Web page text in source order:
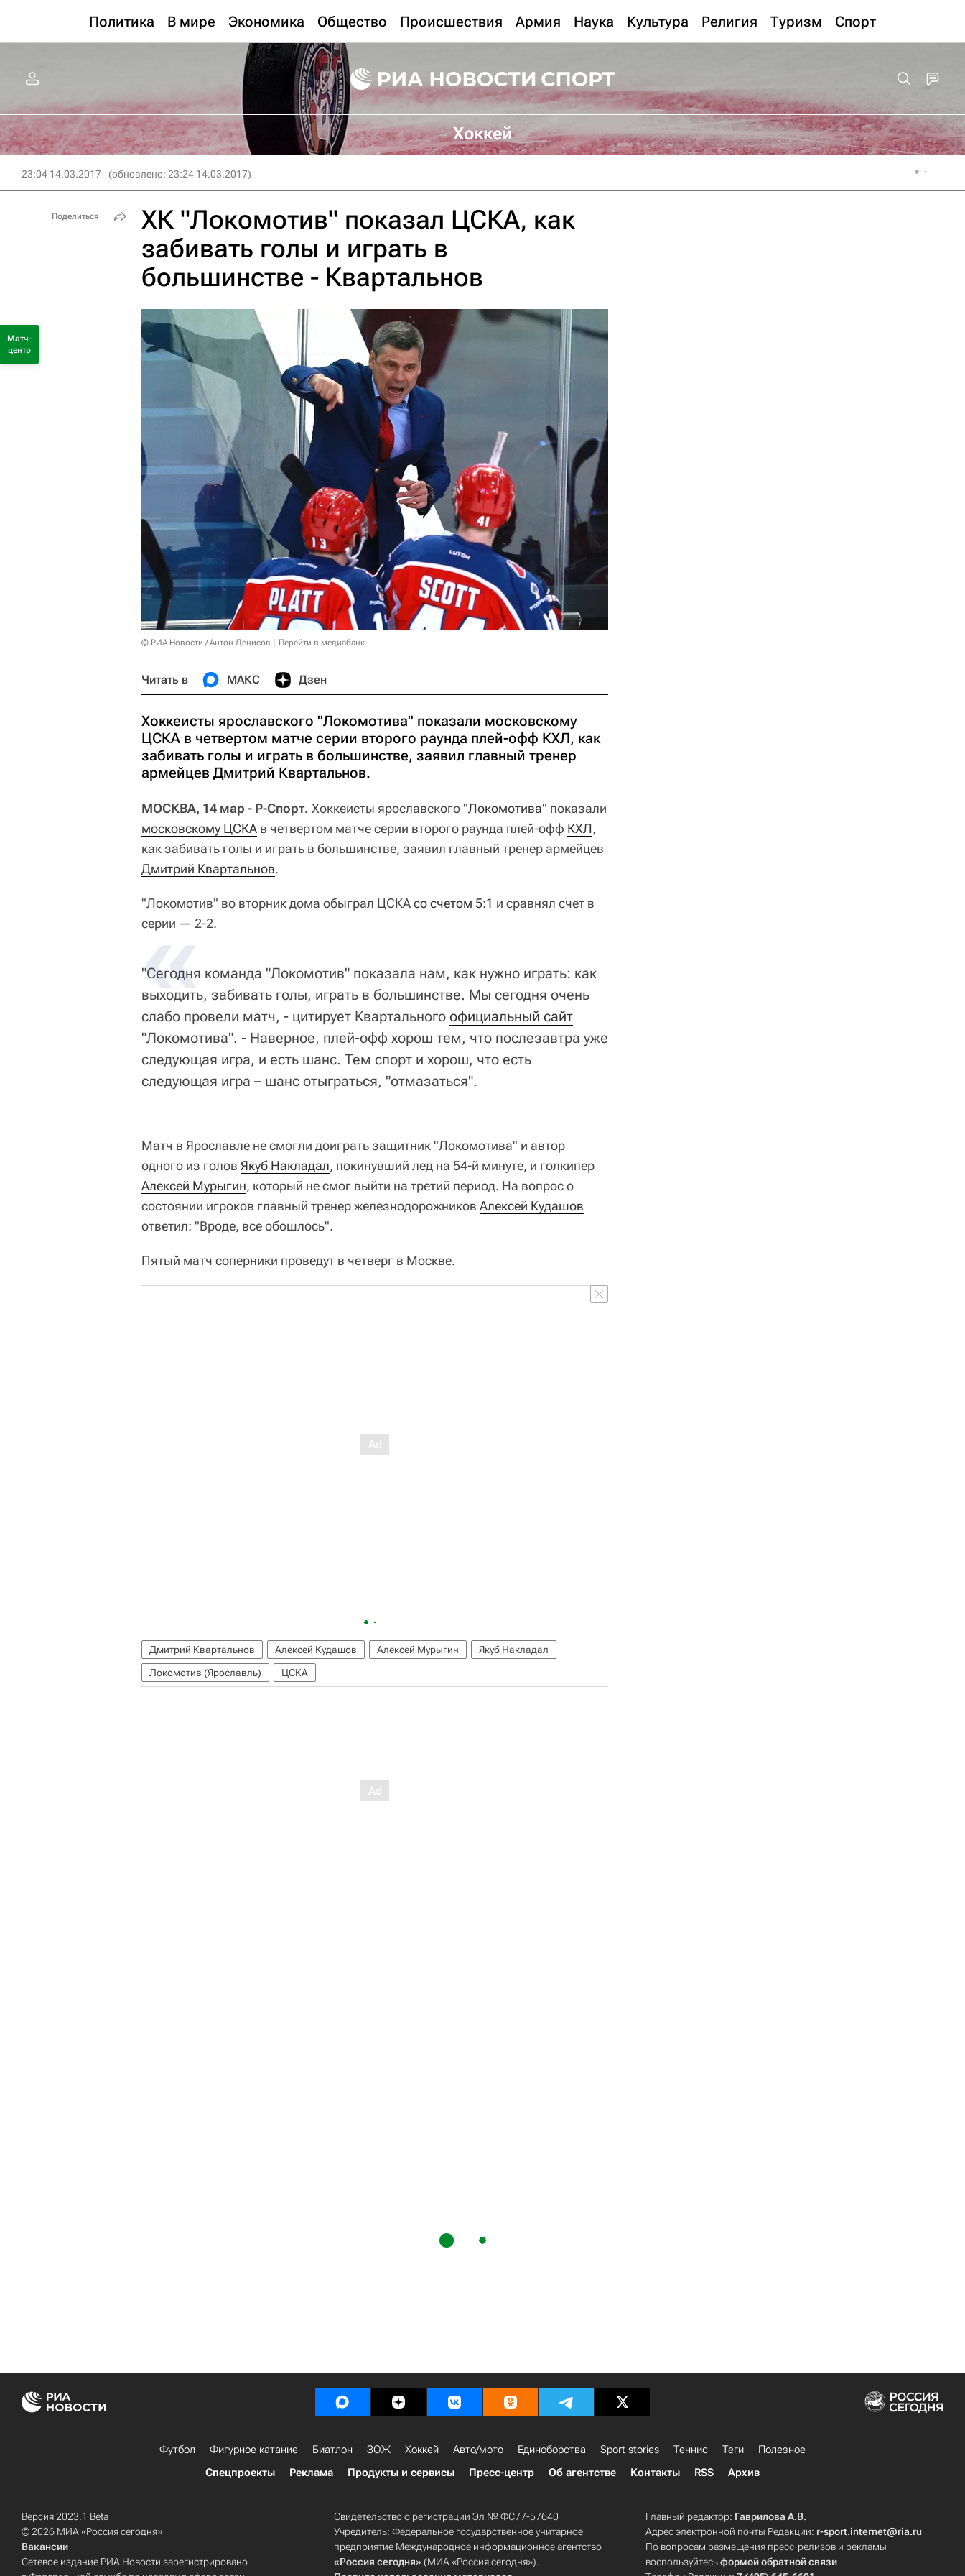
Политика В мире Экономика Общество Происшествия Армия Наука Культура Религия Туризм Спорт
Хоккей
23:04 14.03.2017 (обновлено: 23:24 14.03.2017)
ХК "Локомотив" показал ЦСКА, как
забивать голы и играть в
большинстве - Квартальнов
© РИА Новости / Антон Денисов Перейти в медиабанк
Читать в МАКС Дзен
Хоккеисты ярославского "Локомотива" показали московскому
ЦСКА в четвертом матче серии второго раунда плей-офф КХЛ, как
забивать голы и играть в большинстве, заявил главный тренер
армейцев Дмитрий Квартальнов.
МОСКВА, 14 мар - Р-Спорт. Хоккеисты ярославского "Локомотива" показали
московскому ЦСКА в четвертом матче серии второго раунда плей-офф КХЛ,
как забивать голы и играть в большинстве, заявил главный тренер армейцев
Дмитрий Квартальнов.
"Локомотив" во вторник дома обыграл ЦСКАсо счетом 5:1 и сравнял счет в
серии — 2-2.
"Сегодня команда "Локомотив" показала нам, как нужно играть: как
выходить, забивать голы, играть в большинстве. Мы сегодня очень
слабо провели матч, - цитирует Квартального официальный сайт
"Локомотива". - Наверное, плей-офф хорош тем, что послезавтра уже
следующая игра, и есть шанс. Тем спорт и хорош, что есть
следующая игра – шанс отыграться, "отмазаться".
Матч в Ярославле не смогли доиграть защитник "Локомотива" и автор
одного из голов Якуб Накладал, покинувший лед на 54-й минуте, и голкипер
Алексей Мурыгин, который не смог выйти на третий период. На вопрос о
состоянии игроков главный тренер железнодорожников Алексей Кудашов
ответил: "Вроде, все обошлось".
Пятый матч соперники проведут в четверг в Москве.
Дмитрий Квартальнов Алексей Кудашов Алексей Мурыгин
Якуб Накладал
Локомотив (Ярославль)
ЦСКА
Поделиться
Матч-
центр
Футбол Фигурное катание Биатлон ЗОЖ Хоккей Авто/мото Единоборства Sport stories Теннис Теги
Полезное
Спецпроекты
Реклама Продукты и сервисы Пресс-центр Об агентстве Контакты RSS Архив
Версия 2023.1 Beta
© 2026 МИА «Россия сегодня»
Вакансии
Сетевое издание РИА Новости зарегистрировано
Свидетельство о регистрации Эл № ФС77-57640
Учредитель: Федеральное государственное унитарное
предприятие Международное информационное агентство
«Россия сегодня» (МИА «Россия сегодня»).
Главный редактор: Гаврилова А.В.
Адрес электронной почты Редакции: r-sport.internet@ria.ru
По вопросам размещения пресс-релизов и рекламы
воспользуйтесьформой обратной связи